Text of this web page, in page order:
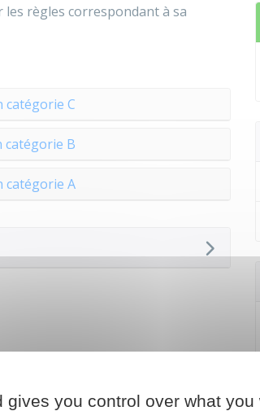
règles correspondant à sa
catégorie C
catégorie B
catégorie A
you control over what you